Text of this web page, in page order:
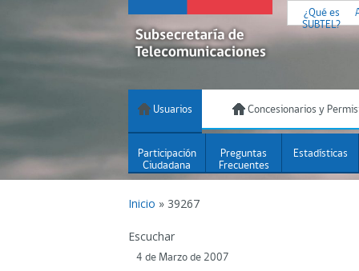
¿Qué es
SUBTEL?
Usuarios Concesionarios y
Participación
Ciudadana
Preguntas
Frecuentes
Estadísticas
Inicio » 39267
Escuchar
4 de Marzo de 2007